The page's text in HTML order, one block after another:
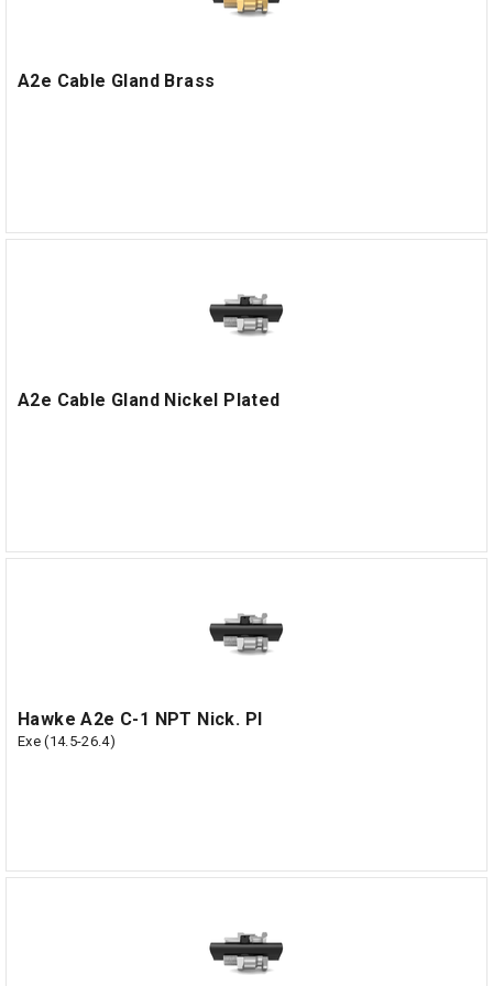
A2e Cable Gland Brass
A2e Cable Gland Nickel Plated
Hawke A2e C-1 NPT Nick. Pl
Exe (14.5-26.4)